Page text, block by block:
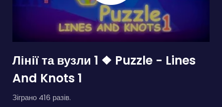
Лінії та вузли 1 ❖ Puzzle - Lines
And Knots 1
Зіграно 416 разів.